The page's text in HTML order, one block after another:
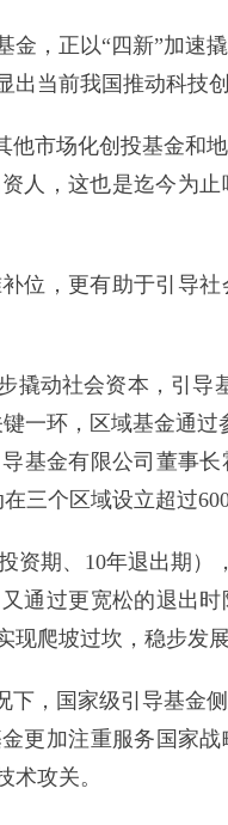
正以“四新”加速撬
当前我国推动科技
市场化创投基金和
人，这也是迄今为
，更有助于引导社
动社会资本，引导
一环，区域基金通过
基金有限公司董事
三个区域设立超过600
期、10年退出期）
通过更宽松的退出
爬坡过坎，稳步发展
，国家级引导基金
更加注重服务国家
术攻关。